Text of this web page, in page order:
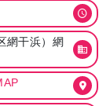
網干浜）網